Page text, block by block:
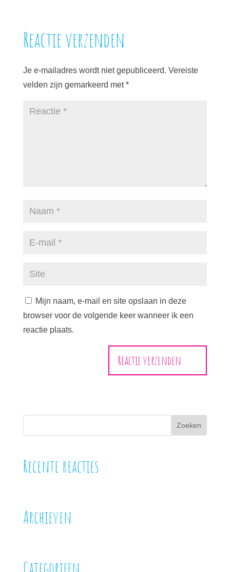
Reactie verzenden
Je e-mailadres wordt niet gepubliceerd. Vereiste
velden zijn gemarkeerd met*
Mijn naam, e-mail en site opslaan in deze
browser voor de volgende keer wanneer ik een
reactie plaats.
Recente reacties
Archieven